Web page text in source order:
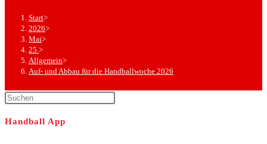
Start>
2026>
Mai>
25. >
Allgemein>
Auf- und Abbau für die Handballwoche 2026
Handball App